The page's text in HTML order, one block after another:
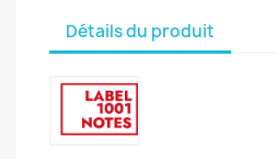
Détails du produit